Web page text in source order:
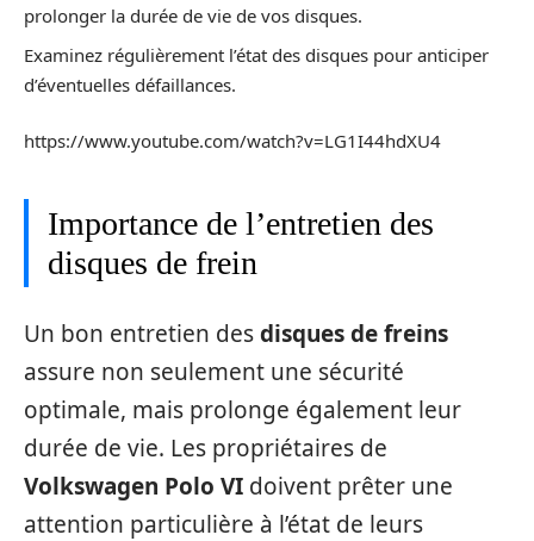
prolonger la durée de vie de vos disques.
Examinez régulièrement l’état des disques pour anticiper
d’éventuelles défaillances.
https://www.youtube.com/watch?v=LG1I44hdXU4
Importance de l’entretien des
disques de frein
Un bon entretien desdisques de freins
assure non seulement une sécurité
optimale, mais prolonge également leur
durée de vie. Les propriétaires de
Volkswagen Polo VI doivent prêter une
attention particulière à l’état de leurs